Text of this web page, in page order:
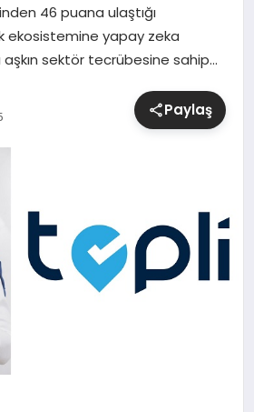
46 puana ulaştığı
ekosistemine yapay zeka
aşkın sektör tecrübesine sahip…
Paylaş